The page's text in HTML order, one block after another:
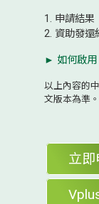
申請結果
資助發還
► 如何啟用
以上內容的
文版本為準。
立